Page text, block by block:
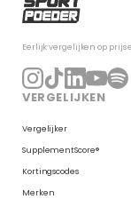
Eerlijk vergelijken op prijs
VERGELIJKEN
Vergelijker
SupplementScore®
Kortingscodes
Merken